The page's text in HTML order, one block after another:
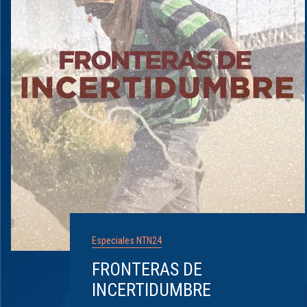
Especiales NTN24
FRONTERAS DE
INCERTIDUMBRE